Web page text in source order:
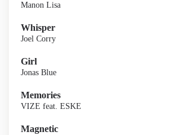
Manon Lisa
Whisper
Joel Corry
Girl
Jonas Blue
Memories
VIZE feat. ESKE
Magnetic